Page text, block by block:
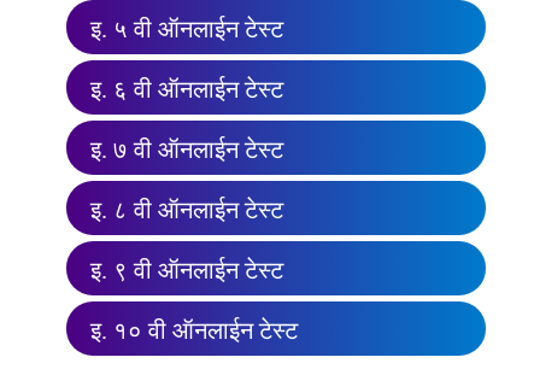
इ. ५ वी ऑनलाईन टेस्ट
इ. ६ वी ऑनलाईन टेस्ट
इ. ७ वी ऑनलाईन टेस्ट
इ. ८ वी ऑनलाईन टेस्ट
इ. ९ वी ऑनलाईन टेस्ट
इ. १० वी ऑनलाईन टेस्ट